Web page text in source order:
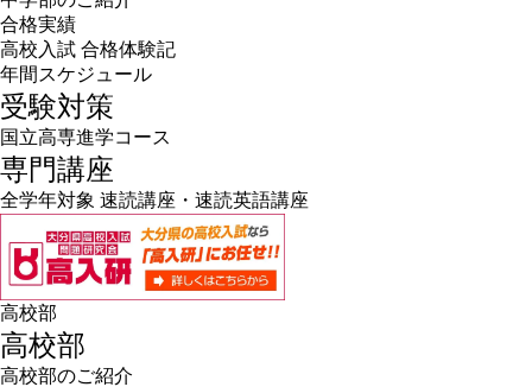
合格実績
高校入試 合格体験記
年間スケジュール
受験対策
国立高専進学コース
専門講座
全学年対象 速読講座・速読英語講座
高校部
高校部
高校部のご紹介